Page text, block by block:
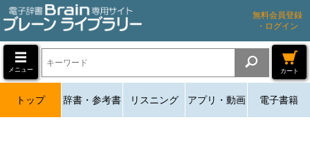
無料会員登録
・ログイン
メニュー カート
トップ 辞書・参考書 リスニング アプリ・動画 電子書籍